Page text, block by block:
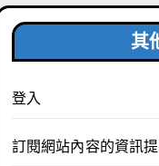
其
登入
訂閱網站內容的資訊